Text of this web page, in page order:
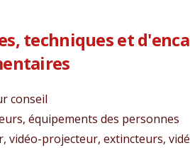
techniques et
conseil
équipements des personnes
vidéo-projecteur, extincteurs,